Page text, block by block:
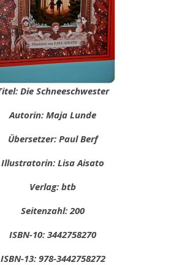
Titel: Die Schneeschwester
Autorin: Maja Lunde
Übersetzer: Paul Berf
Illustratorin: Lisa Aisato
Verlag: btb
Seitenzahl: 200
ISBN-10: 3442758270
ISBN-13: 978-3442758272